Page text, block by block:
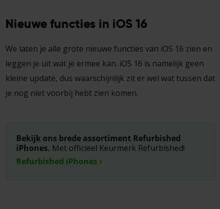
Nieuwe functies in iOS 16
We laten je alle grote nieuwe functies van iOS 16 zien en
leggen je uit wat je ermee kan. iOS 16 is namelijk geen
kleine update, dus waarschijnlijk zit er wel wat tussen dat
je nog niet voorbij hebt zien komen.
Bekijk ons brede assortiment Refurbished
iPhones. Met officieel Keurmerk Refurbished!
Refurbished iPhones ›